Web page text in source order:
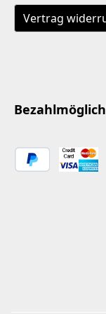
Vertrag